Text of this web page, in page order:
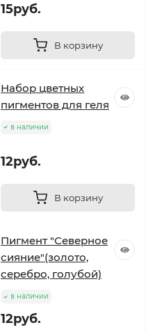
15руб.
В корзину
Набор цветных
пигментов для геля
в наличии
12руб.
В корзину
Пигмент "Северное
сияние"(золото,
серебро, голубой)
в наличии
12руб.